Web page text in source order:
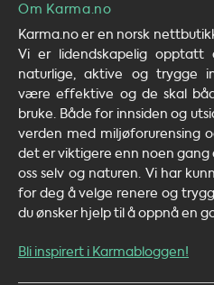
Om Karma.no
Karma.no er en norsk
Vi er lidendskapelig opptatt
naturlige, aktive og trygge
være effektive og de skal
bruke. Både for innsiden og
verden med miljøforurensing
det er viktigere enn noen
oss selv og naturen. Vi har
for deg å velge renere og
du ønsker hjelp til å oppnå en
Bli inspirert i Karmabloggen!